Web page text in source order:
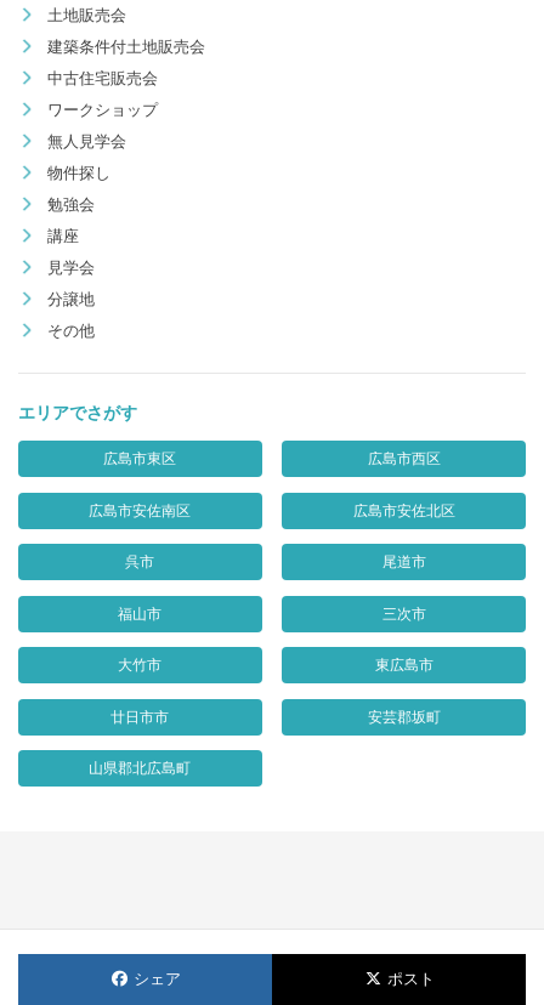
土地販売会
建築条件付土地販売会
中古住宅販売会
ワークショップ
無人見学会
物件探し
勉強会
講座
見学会
分譲地
その他
エリアでさがす
広島市東区 広島市西区
広島市安佐南区 広島市安佐北区
呉市 尾道市
福山市 三次市
大竹市 東広島市
廿日市市 安芸郡坂町
山県郡北広島町
シェア ポスト